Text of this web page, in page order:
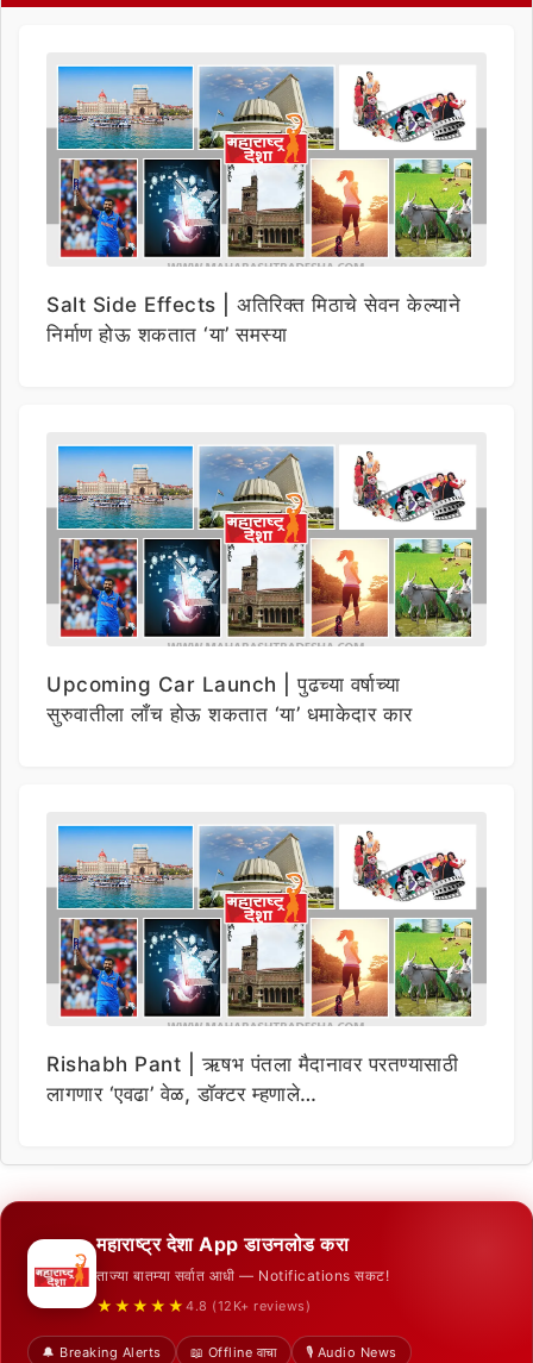
Salt Side Effects | अतिरिक्त मिठाचे सेवन केल्याने
निर्माण होऊ शकतात ‘या’ समस्या
Upcoming Car Launch | पुढच्या वर्षाच्या
सुरुवातीला लाँच होऊ शकतात ‘या’ धमाकेदार कार
Rishabh Pant | ऋषभ पंतला मैदानावर परतण्यासाठी
लागणार ‘एवढा’ वेळ, डॉक्टर म्हणाले…
महाराष्ट्र देशा App डाउनलोड करा
ताज्या बातम्या सर्वात आधी — Notifications सकट!
★★★★★ 4.8 (12K+ reviews)
🔔 Breaking Alerts 📖 Offline वाचा
🎙️ Audio News